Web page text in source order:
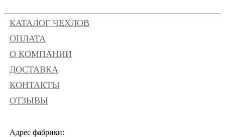
КАТАЛОГ ЧЕХЛОВ
ОПЛАТА
О КОМПАНИИ
ДОСТАВКА
КОНТАКТЫ
ОТЗЫВЫ
Адрес фабрики: